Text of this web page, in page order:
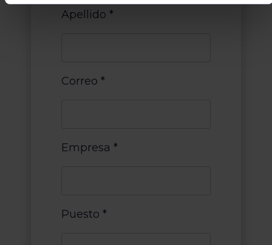
Apellido *
Correo *
Empresa *
Puesto *